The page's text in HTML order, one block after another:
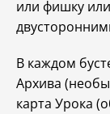
или фишку
В каждом
Архива
карта Урока